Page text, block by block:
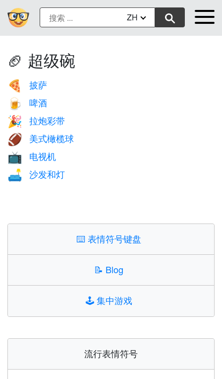
ZH
🏈 超级碗
🍕 披萨
🍺 啤酒
🎉 拉炮彩带
🏈 美式橄榄球
📺 电视机
🛋️ 沙发和灯
⌨️表情符号键盘
📝 Blog
🕹️集中游戏
流行表情符号